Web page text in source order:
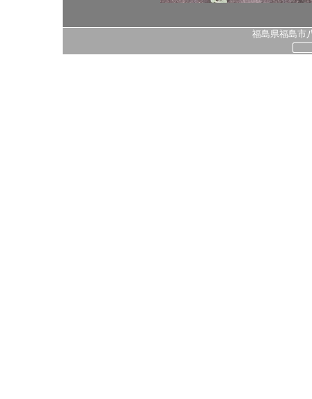
福島県福島市